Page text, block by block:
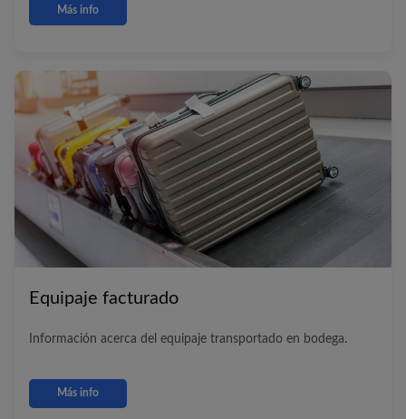
Más info
Equipaje facturado
Información acerca del equipaje transportado en bodega.
Más info